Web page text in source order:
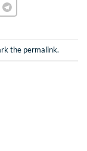
the permalink.